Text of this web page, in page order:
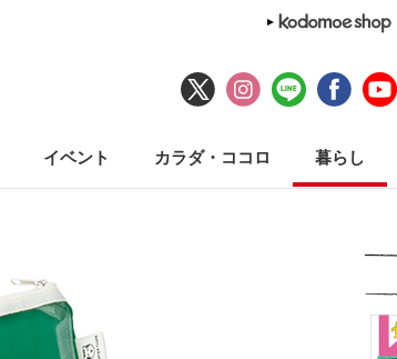
イベント カラダ・ココロ 暮らし